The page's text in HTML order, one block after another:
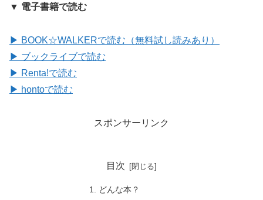
▼ 電子書籍で読む
▶ BOOK☆WALKERで読む（無料試し読みあり）
▶ ブックライブで読む
▶ Renta!で読む
▶ hontoで読む
スポンサーリンク
目次
どんな本？